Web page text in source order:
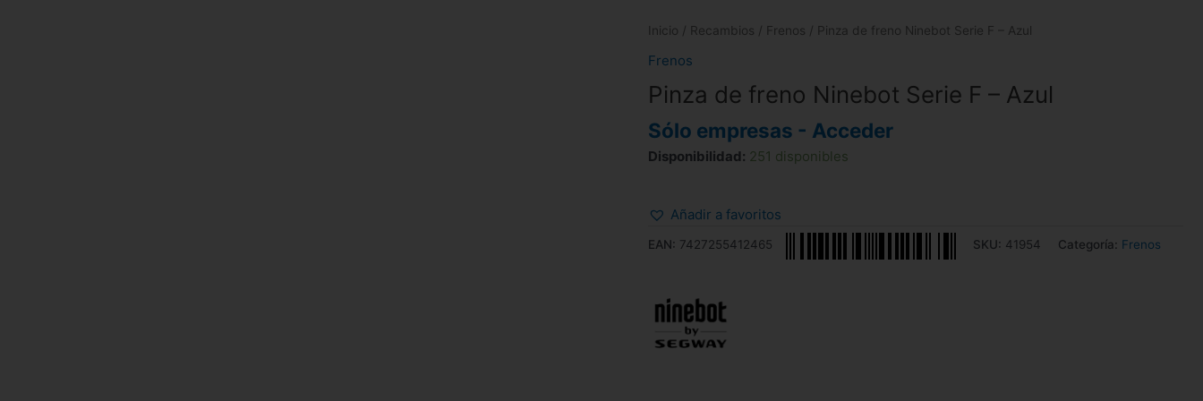
Inicio / Recambios / Frenos / Pinza de freno Ninebot Serie F – Azul
Frenos
Pinza de freno Ninebot Serie F – Azul
Sólo empresas - Acceder
Disponibilidad: 251 disponibles
Añadir a favoritos
EAN: 7427255412465 SKU: 41954 Categoría: Frenos